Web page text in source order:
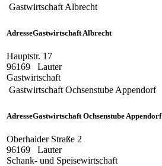
Gastwirtschaft Albrecht
AdresseGastwirtschaft Albrecht
Hauptstr. 17
96169
Lauter
Gastwirtschaft
Gastwirtschaft Ochsenstube Appendorf
AdresseGastwirtschaft Ochsenstube Appendorf
Oberhaider Straße 2
96169
Lauter
Schank- und Speisewirtschaft